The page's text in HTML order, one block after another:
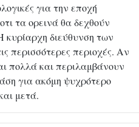
για την εποχή
τα ορεινά θα δεχθούν
κυρίαρχη διεύθυνση των
περισσότερες περιοχές. Αν
πολλά και περιλαμβάνουν
για ακόμη ψυχρότερο
μετά.